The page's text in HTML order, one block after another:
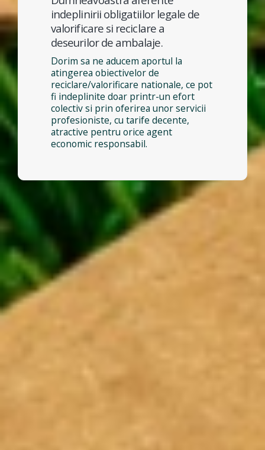
indeplinirii obligatiilor legale de
valorificare si reciclare a
deseurilor de ambalaje.
Dorim sa ne aducem aportul la
atingerea obiectivelor de
reciclare/valorificare nationale, ce pot
fi indeplinite doar printr-un efort
colectiv si prin oferirea unor servicii
profesioniste, cu tarife decente,
atractive pentru orice agent
economic responsabil.